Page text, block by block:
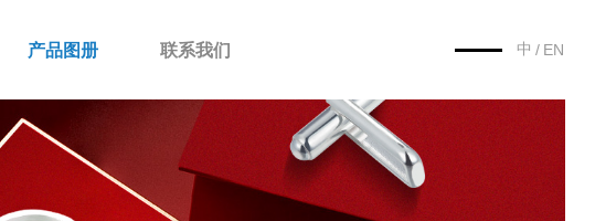
产品图册 联系我们 中 / EN